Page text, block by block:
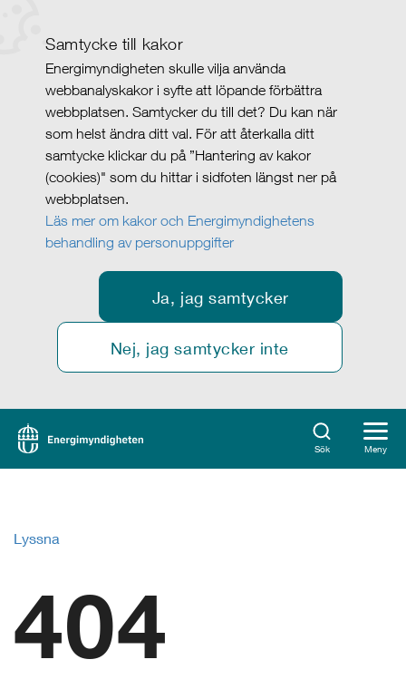
Samtycke till kakor
Energimyndigheten skulle vilja använda
webbanalyskakor i syfte att löpande förbättra
webbplatsen. Samtycker du till det? Du kan när
som helst ändra ditt val. För att återkalla ditt
samtycke klickar du på ”Hantering av kakor
(cookies)" som du hittar i sidfoten längst ner på
webbplatsen.
Läs mer om kakor och Energimyndighetens
behandling av personuppgifter
Ja, jag samtycker
Nej, jag samtycker inte
Sök Meny
Lyssna
404